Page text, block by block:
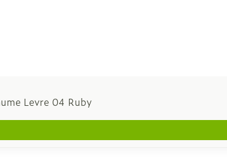
Levre 04 Ruby